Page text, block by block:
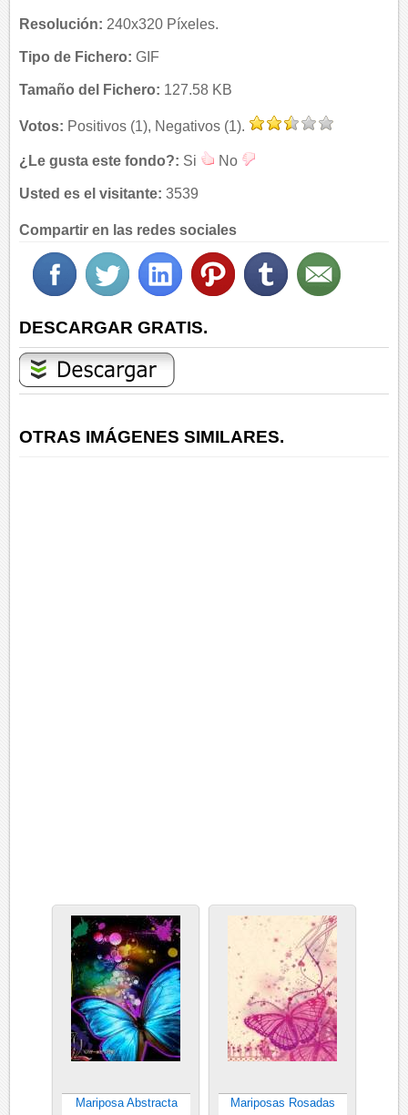
Resolución: 240x320 Píxeles.
Tipo de Fichero: GIF
Tamaño del Fichero: 127.58 KB
Votos: Positivos (1), Negativos (1).
¿Le gusta este fondo?: Si No
Usted es el visitante: 3539
Compartir en las redes sociales
DESCARGAR GRATIS.
OTRAS IMÁGENES SIMILARES.
Mariposa Abstracta Mariposas Rosadas